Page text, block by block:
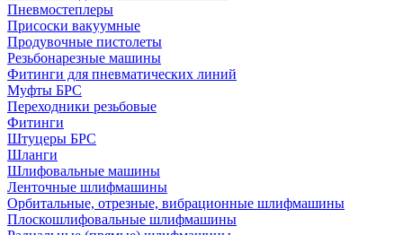
Пневмостеплеры
Присоски вакуумные
Продувочные пистолеты
Резьбонарезные машины
Фитинги для пневматических линий
Муфты БРС
Переходники резьбовые
Фитинги
Штуцеры БРС
Шланги
Шлифовальные машины
Ленточные шлифмашины
Орбитальные, отрезные, вибрационные шлифмашины
Плоскошлифовальные шлифмашины